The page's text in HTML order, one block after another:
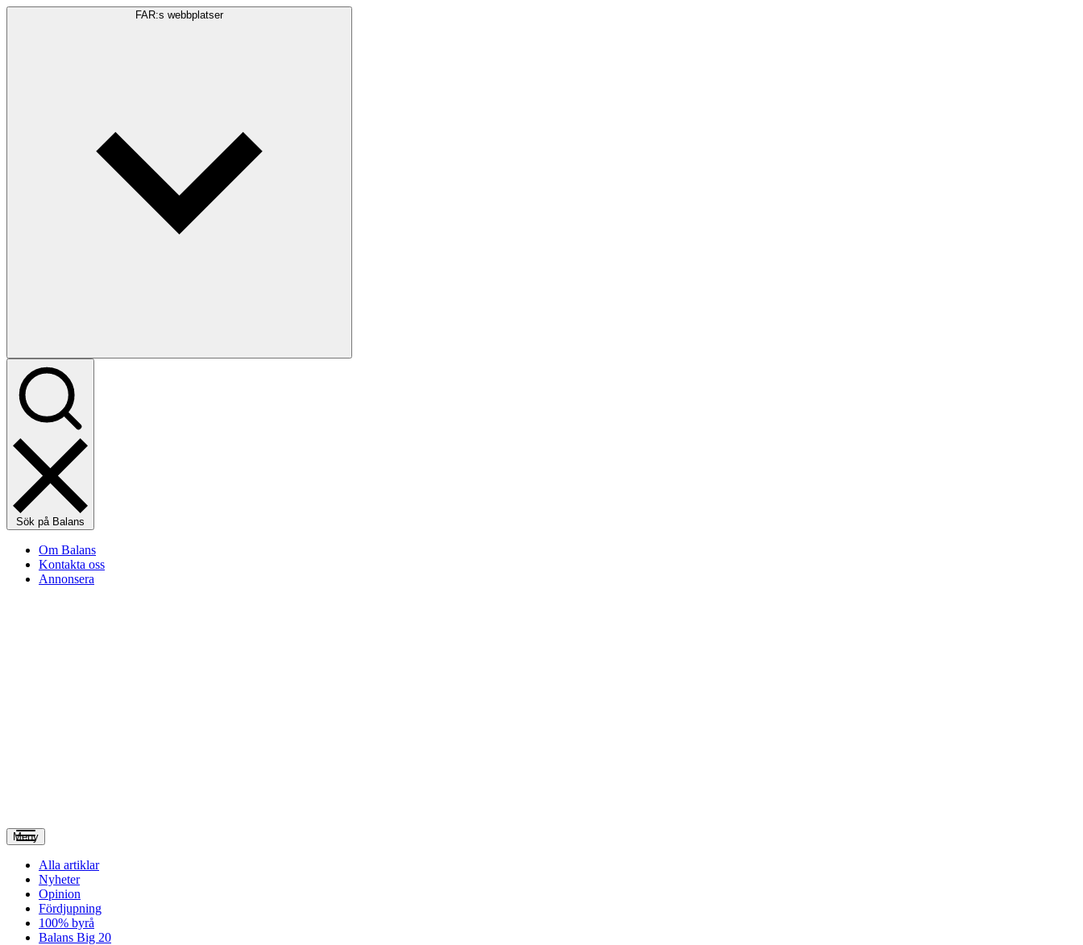
FAR:s webbplatser
Sök på Balans
Om Balans
Kontakta oss
Annonsera
Meny
Alla artiklar
Nyheter
Opinion
Fördjupning
100% byrå
Balans Big 20